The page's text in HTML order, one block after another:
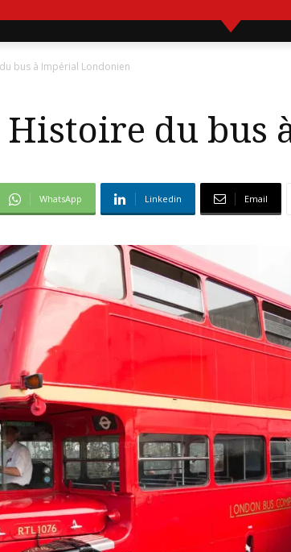
bus à Impérial Londonien
Histoire du
WhatsApp Linkedin Email